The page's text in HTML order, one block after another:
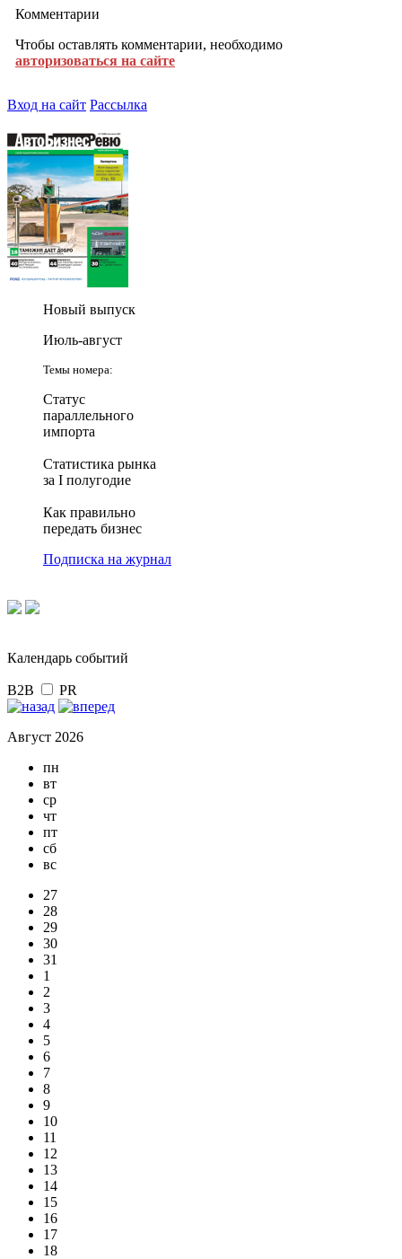
Комментарии
Чтобы оставлять комментарии, необходимо
авторизоваться на сайте
Вход на сайт Рассылка
Новый выпуск
Июль-август
Темы номера:
Статус
параллельного
импорта
Статистика рынка
за I полугодие
Как правильно
передать бизнес
Подписка на журнал
Календарь событий
B2B PR
Август 2026
пн
вт
ср
чт
пт
сб
вс
27
28
29
30
31
1
2
3
4
5
6
7
8
9
10
11
12
13
14
15
16
17
18